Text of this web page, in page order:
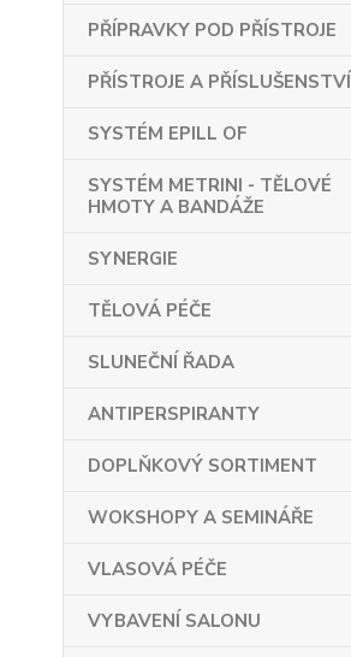
PŘÍPRAVKY POD PŘÍSTROJE
PŘÍSTROJE A PŘÍSLUŠENSTVÍ
SYSTÉM EPILL OF
SYSTÉM METRINI - TĚLOVÉ
HMOTY A BANDÁŽE
SYNERGIE
TĚLOVÁ PÉČE
SLUNEČNÍ ŘADA
ANTIPERSPIRANTY
DOPLŇKOVÝ SORTIMENT
WOKSHOPY A SEMINÁŘE
VLASOVÁ PÉČE
VYBAVENÍ SALONU